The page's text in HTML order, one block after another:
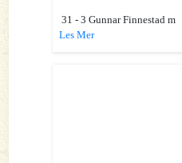
31 - 3 Gunnar Finnestad m
Les Mer